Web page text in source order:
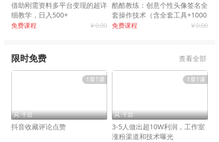
借助刚需资料多平台变现的超详
细教学，日入500+
免费课程 ¥ 0.00
酷酷教练：创意个性头像签名全
套操作技术（含全套工具+1000
套模板）
免费课程 ¥ 0.00
限时免费 查看全部
1章1课
 千启
抖音收藏评论点赞
1章1课
 千启
3-5人做出超10W利润，工作室
涨粉渠道和技术曝光